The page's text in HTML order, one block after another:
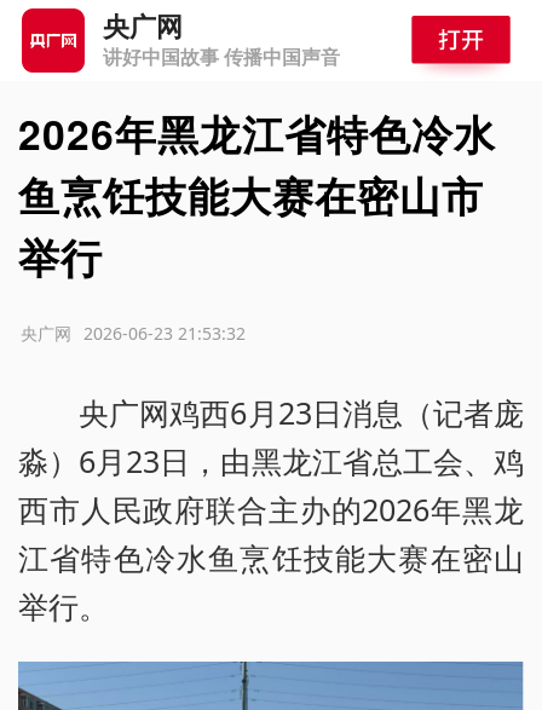
央广网
讲好中国故事 传播中国声音
2026年黑龙江省特色冷水
鱼烹饪技能大赛在密山市
举行
2026-06-23 21:53:32
央广网
央广网鸡西6月23日消息（记者庞
淼）6月23日，由黑龙江省总工会、鸡
西市人民政府联合主办的2026年黑龙
江省特色冷水鱼烹饪技能大赛在密山
举行。